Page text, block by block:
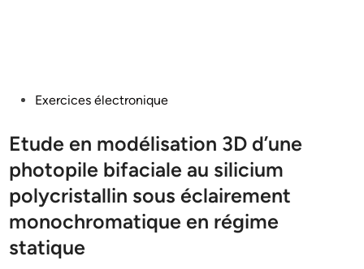
PostedExercices électronique
Etude en modélisation 3D d’une
photopile bifaciale au silicium
polycristallin sous éclairement
monochromatique en régime
statique